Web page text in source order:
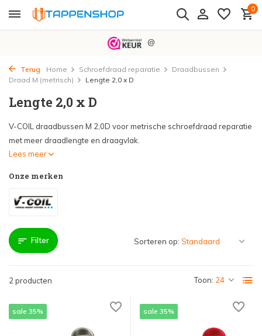
0
@
Terug Home Schroefdraad reparatie
Draadbussen
Draad M (metrisch)
Lengte 2,0 x D
Lengte 2,0 x D
V-COIL draadbussen M 2,0D voor metrische schroefdraad reparatie
met meer draadlengte en draagvlak.
Lees meer
Onze merken
Filter
2 producten Toon:
Sorteren op:
sale 35% sale 35%